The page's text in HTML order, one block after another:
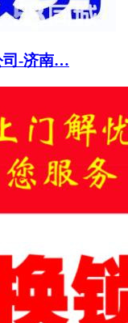
司-济南…